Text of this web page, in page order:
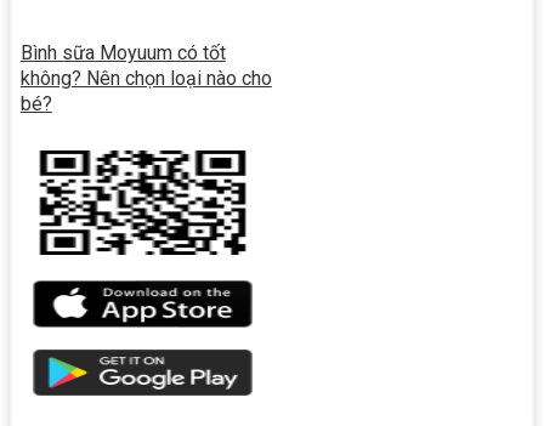
Bình sữa Moyuum có tốt
không? Nên chọn loại nào cho
bé?